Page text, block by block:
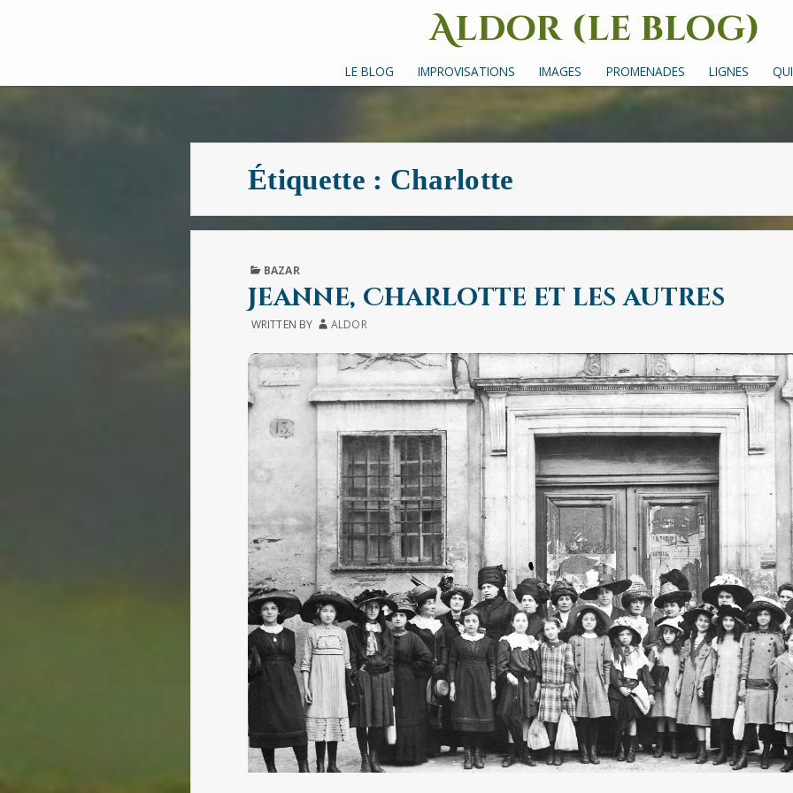
Aldor (le blog)
Un site avec des mots, des images et des sons
LE BLOG IMPROVISATIONS IMAGES PROMENADES LIGNES
Étiquette : Charlotte
PUBLISHED
BAZAR
Jeanne, Charlotte et les autres
WRITTEN BY ALDOR